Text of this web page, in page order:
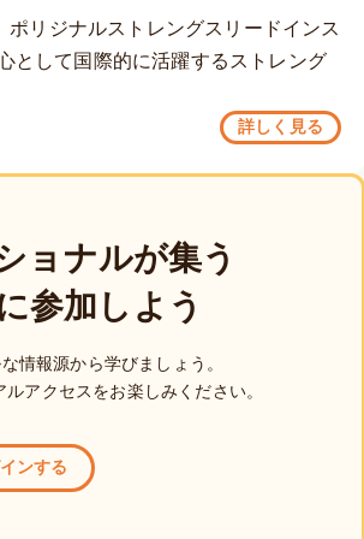
リジナルストレングスリードインス
として国際的に活躍するストレング
詳しく見る
ョナルが集う
参加しよう
情報源から学びましょう。
アクセスをお楽しみください。
ンする